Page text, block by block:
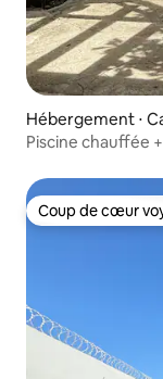
Hébergement ⋅
Piscine chauffée
Coup de cœur
Coup de cœur